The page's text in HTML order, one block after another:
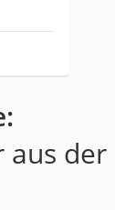
aus der